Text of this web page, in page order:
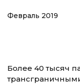
Февраль 2019
Более 40 тысяч